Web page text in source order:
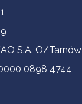
S.A. O/Tarnów
0898 4744